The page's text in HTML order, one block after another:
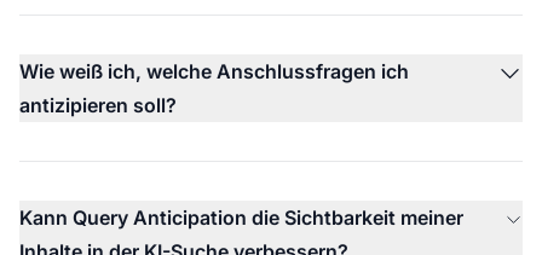
Wie weiß ich, welche Anschlussfragen ich
antizipieren soll?
Kann Query Anticipation die Sichtbarkeit meiner